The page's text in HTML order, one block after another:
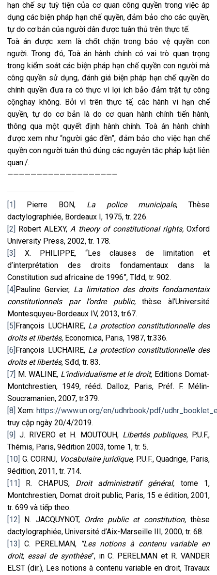
hạn chế sự tuỳ tiện của cơ quan công quyền trong việc áp
dụng các biện pháp hạn chế quyền, đảm bảo cho các quyền,
tự do cơ bản của người dân được tuân thủ trên thực tế.
Toà án được xem là chốt chặn trong bảo vệ quyền con
người. Trong đó, Toà án hành chính có vai trò quan trọng
trong kiểm soát các biện pháp hạn chế quyền con người mà
công quyền sử dụng, đánh giá biện pháp hạn chế quyền do
chính quyền đưa ra có thực vì lợi ích bảo đảm trật tự công
cộnghay không. Bởi vì trên thực tế, các hành vi hạn chế
quyền, tự do cơ bản là do cơ quan hành chính tiến hành,
thông qua một quyết định hành chính. Toà án hành chính
được xem như “người gác đền”, đảm bảo cho việc hạn chế
quyền con người tuân thủ đúng các nguyên tắc pháp luật liên
quan./.
———————————————————
[1] Pierre BON, La police municipale, Thèse
dactylographiée, Bordeaux I, 1975, tr. 226.
[2]
Robert ALEXY,A theory of constitutional rights,Oxford
University Press, 2002, tr. 178.
[3]
X. PHILIPPE, “Les clauses de limitation et
d’interprétation des droits fondamentaux dans la
Constitution sud africaine de 1996”, Tlđd, tr. 902.
[4] Pauline Gervier, La limitation des droits fondamentaix
constitutionnels par l’ordre public,thèse àl’Université
Montesquyeu-Bordeaux IV, 2013, tr.67.
[5] François LUCHAIRE, La protection constitutionnelle des
droits et libertés, Economica, Paris, 1987, tr.336.
[6] François LUCHAIRE, La protection constitutionnelle des
droits et libertés, Sđd, tr. 83.
[7]
M. WALINE, L’individualisme et le droit, Editions Domat-
Montchrestien, 1949, rééd. Dalloz, Paris, Préf. F. Mélin-
Soucramanien, 2007, tr.379.
[8] Xem: https://www.un.org/en/udhrbook/pdf/
truy cập ngày 20/4/2019.
[9]
J. RIVERO et H. MOUTOUH, Libertés publiques, P.U.F.,
Thémis, Paris, 9édition 2003, tome 1, tr. 5.
[10] G. CORNU, Vocabulaire juridique,P.U.F., Quadrige, Paris,
9édition, 2011, tr. 714.
[11]
R. CHAPUS, Droit administratif général, tome 1,
Montchrestien, Domat droit public, Paris, 15 e édition, 2001,
tr. 699 và tiếp theo.
[12]
N. JACQUYNOT, Ordre public et constitution,thèse
dactylographiée, Université d’Aix-Marseille III, 2000, tr. 68.
[13]
C. PERELMAN, “Les notions à contenu variable en
droit, essai de synthèse”, in C. PERELMAN et R. VANDER
ELST (dir.), Les notions à contenu variable en droit, Travaux